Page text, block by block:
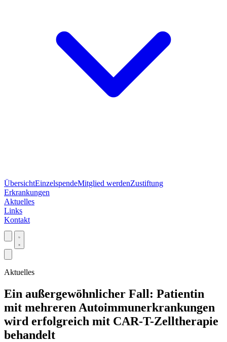
ÜbersichtEinzelspendeMitglied werdenZustiftung
Erkrankungen
Aktuelles
Links
Kontakt
Aktuelles
Ein außergewöhnlicher Fall: Patientin
mit mehreren Autoimmunerkrankungen
wird erfolgreich mit CAR-T-Zelltherapie
behandelt